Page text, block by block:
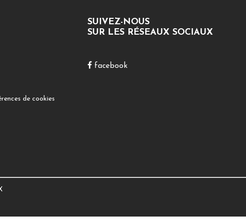
de cookies
SUIVEZ-NOUS
SUR LES RÉSEAUX SOCIAUX
facebook